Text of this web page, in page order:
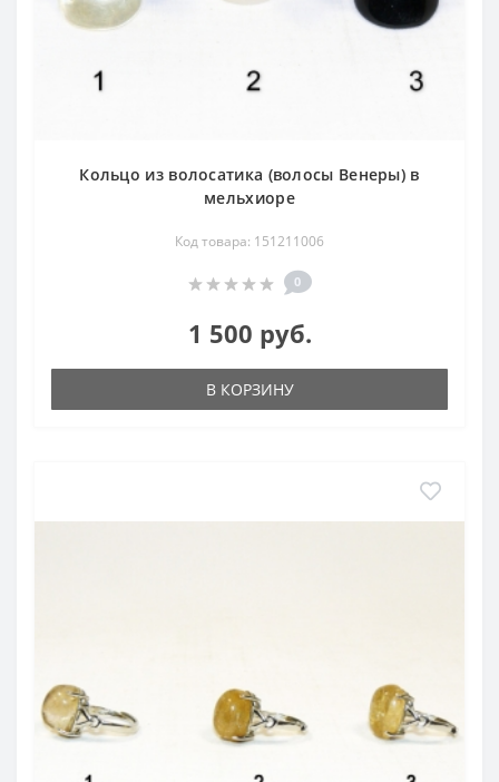
Кольцо из волосатика (волосы Венеры) в
мельхиоре
Код товара: 151211006
0
1 500 руб.
В КОРЗИНУ